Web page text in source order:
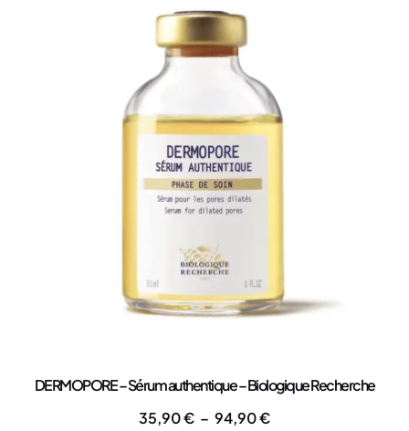
DERMOPORE – Sérum authentique – Biologique Recherche
35,90€ – 94,90€